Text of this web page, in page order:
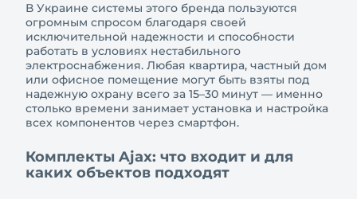
В Украине системы этого бренда пользуются
огромным спросом благодаря своей
исключительной надежности и способности
работать в условиях нестабильного
электроснабжения. Любая квартира, частный дом
или офисное помещение могут быть взяты под
надежную охрану всего за 15–30 минут — именно
столько времени занимает установка и настройка
всех компонентов через смартфон.
Комплекты Ajax: что входит и для
каких объектов подходят